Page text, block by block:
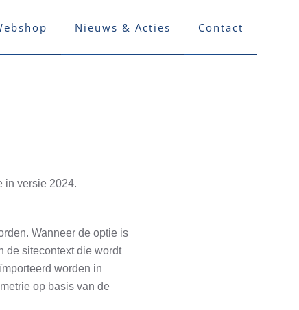
Nieuws & Acties Contact
in versie 2024.
Wanneer de optie is
de sitecontext die wordt
worden in
op basis van de